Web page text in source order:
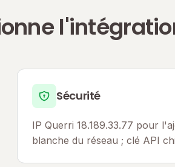
Sécurité
IP Querri 18.189.33.77 pour
blanche du réseau ; clé API